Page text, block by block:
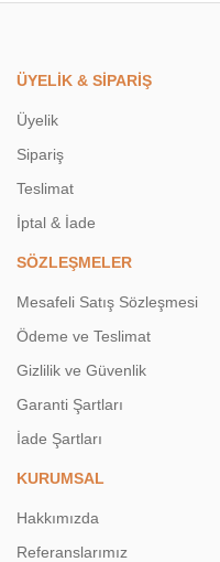
ÜYELİK & SİPARİŞ
Üyelik
Sipariş
Teslimat
İptal & İade
SÖZLEŞMELER
Mesafeli Satış Sözleşmesi
Ödeme ve Teslimat
Gizlilik ve Güvenlik
Garanti Şartları
İade Şartları
KURUMSAL
Hakkımızda
Referanslarımız